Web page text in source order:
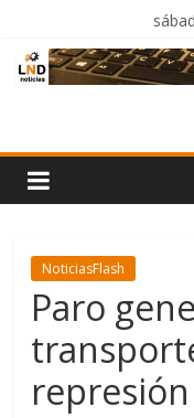
contenido
NoticiasFlash
Paro